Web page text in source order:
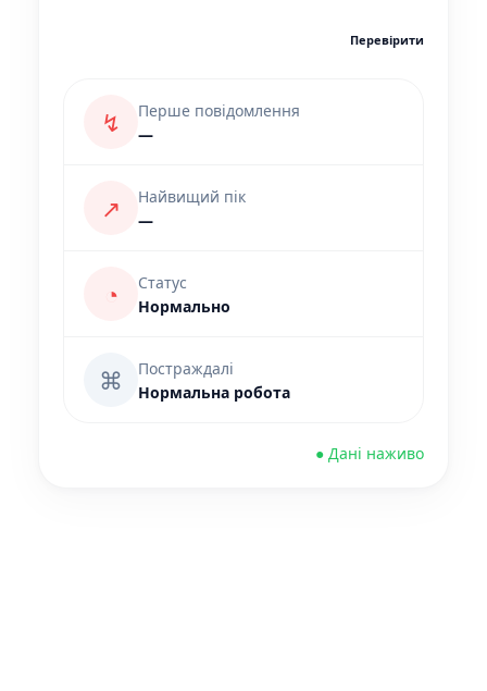
Перевірити
↯
Перше повідомлення
—
↗
Найвищий пік
—
◔
Статус
Нормально
⌘
Постраждалі
Нормальна робота
● Дані наживо